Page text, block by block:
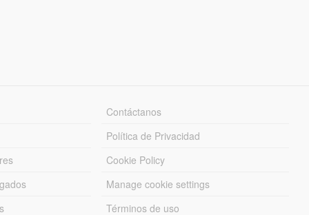
Contáctanos
Política de Privacidad
Cookie Policy
Manage cookie settings
Términos de uso